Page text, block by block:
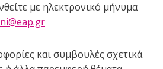
με ηλεκτρονικό μήνυμα
και συμβουλές σχετικά